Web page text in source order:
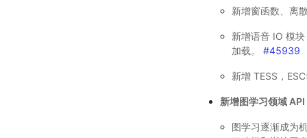
新增窗函数、离
新增语音 IO 模
加载。 #45939
新增 TESS，
新增图学习领域 API
图学习逐渐成为